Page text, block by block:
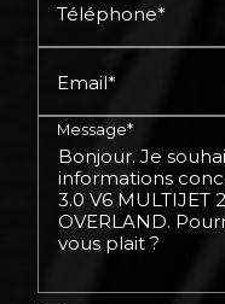
Téléphone*
Email*
Message*